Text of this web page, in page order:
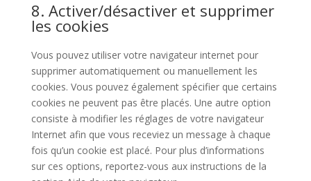
8. Activer/désactiver et supprimer
les cookies
Vous pouvez utiliser votre navigateur internet pour
supprimer automatiquement ou manuellement les
cookies. Vous pouvez également spécifier que certains
cookies ne peuvent pas être placés. Une autre option
consiste à modifier les réglages de votre navigateur
Internet afin que vous receviez un message à chaque
fois qu’un cookie est placé. Pour plus d’informations
sur ces options, reportez-vous aux instructions de la